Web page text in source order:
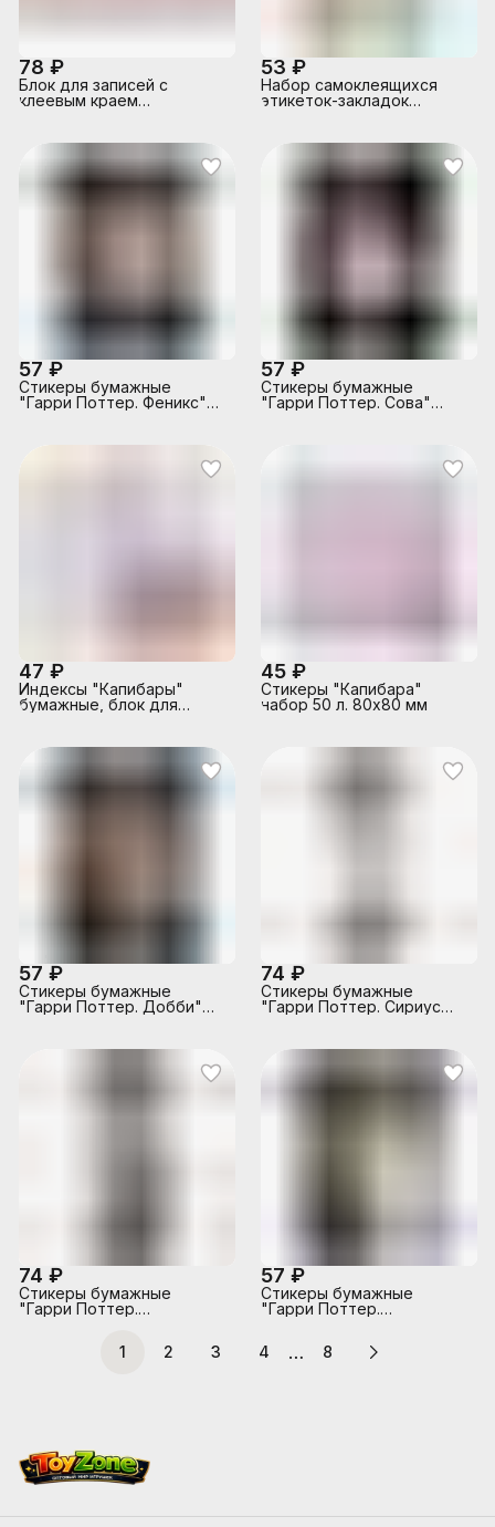
78 ₽
Блок для записей с
клеевым краем
ассортименте
53 ₽
Набор самоклеящихся
этикеток-закладок
мм, 6x10 листов, 6
пастельных цвета, в
картонном блистере и
57 ₽
Стикеры бумажные
"Гарри Поттер. Феникс"
57 ₽
Стикеры бумажные
"Гарри Поттер. Сова"
47 ₽
Индексы "Капибары"
бумажные, блок для
дизайнов
45 ₽
Стикеры "Капибара"
набор 50 л. 80х80 мм
57 ₽
Стикеры бумажные
"Гарри Поттер. Добби"
74 ₽
Стикеры бумажные
"Гарри Поттер. Сириус
74 ₽
Стикеры бумажные
"Гарри Поттер.
57 ₽
Стикеры бумажные
"Гарри Поттер.
1 2 3 4 … 8